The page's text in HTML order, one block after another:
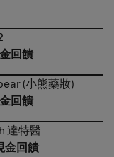
回饋
(小熊藥妝)
(小熊藥妝)
回饋
達特醫
達特醫
金回饋